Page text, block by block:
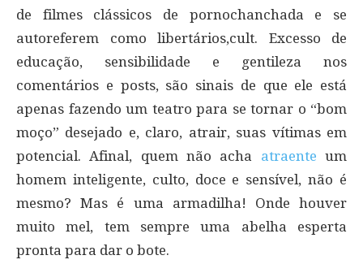
de filmes clássicos de pornochanchada e se
autoreferem como libertários,cult. Excesso de
educação, sensibilidade e gentileza nos
comentários e posts, são sinais de que ele está
apenas fazendo um teatro para se tornar o “bom
moço” desejado e, claro, atrair, suas vítimas em
potencial. Afinal, quem não acha atraente um
homem inteligente, culto, doce e sensível, não é
mesmo? Mas é uma armadilha! Onde houver
muito mel, tem sempre uma abelha esperta
pronta para dar o bote.